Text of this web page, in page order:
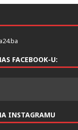
FACEBOOK-U:
INSTAGRAMU